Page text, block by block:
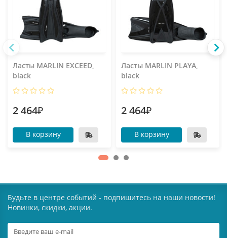
Ласты MARLIN EXCEED,
black
2 464₽
В корзину
Ласты MARLIN PLAYA,
black
2 464₽
В корзину
Будьте в центре событий - подпишитесь на наши новости!
Новинки, скидки, акции.